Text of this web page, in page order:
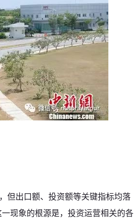
出口额、投资额等关键指标均落
现象的根源是，投资运营相关的各